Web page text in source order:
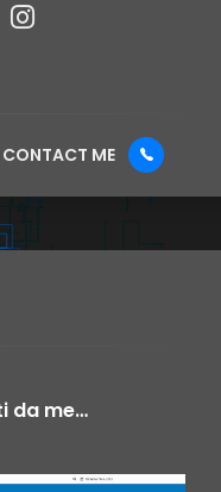
CONTACT ME
da me…